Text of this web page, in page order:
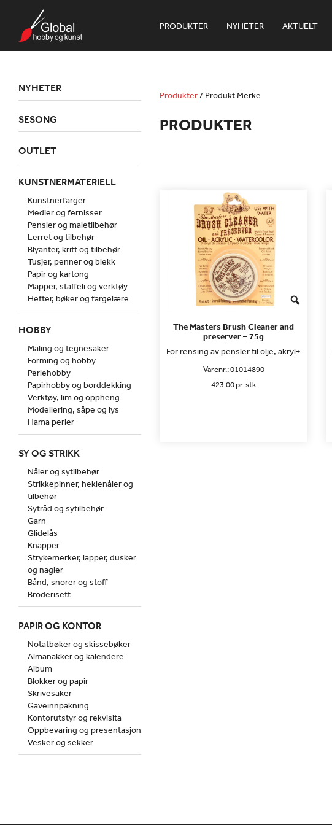
PRODUKTER NYHETER AKTUELT
Produkter/ Produkt Merke
PRODUKTER
The Masters Brush Cleaner and
preserver – 75g
For rensing av pensler til olje, akryl+
Varenr.:01014890
423.00 pr. stk
NYHETER
SESONG
OUTLET
KUNSTNERMATERIELL
Kunstnerfarger
Medier og fernisser
Pensler og maletilbehør
Lerret og tilbehør
Blyanter, kritt og tilbehør
Tusjer, penner og blekk
Papir og kartong
Mapper, staffeli og verktøy
Hefter, bøker og fargelære
HOBBY
Maling og tegnesaker
Forming og hobby
Perlehobby
Papirhobby og borddekking
Verktøy, lim og oppheng
Modellering, såpe og lys
Hama perler
SY OG STRIKK
Nåler og sytilbehør
Strikkepinner, heklenåler og
tilbehør
Sytråd og sytilbehør
Garn
Glidelås
Knapper
Strykemerker, lapper, dusker
og nagler
Bånd, snorer og stoff
Broderisett
PAPIR OG KONTOR
Notatbøker og skissebøker
Almanakker og kalendere
Album
Blokker og papir
Skrivesaker
Gaveinnpakning
Kontorutstyr og rekvisita
Oppbevaring og presentasjon
Vesker og sekker